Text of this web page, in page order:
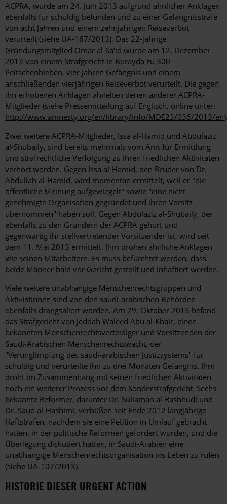
ACPRA, wurde am 24. Juni 2013 aufgrund ähnlicher Anklagen
ebenfalls für schuldig befunden und zu einer Gefängnisstrafe
von acht Jahren und einem zehnjährigen Reiseverbot
verurteilt (siehe UA-167/2013). Das 22-jährige
Gründungsmitglied Omar al-Sa’id wurde am 12. Dezember
2013 von einem Strafgericht in Burayda zu 300
Peitschenhieben, vier Jahren Gefängnis und einem
anschließenden vierjährigen Reiseverbot verurteilt. Die gegen
ihn erhobenen Anklagen ähnelten denen anderer ACPRA-
Mitglieder (siehe Pressemitteilung auf Englisch, online unter:
http://www.amnesty.org/en/library/info/MDE23/036/2013/en
Zwei weitere ACPRA-Mitglieder, Issa al-Hamid und Abdulaziz
al-Shubaily, sind bereits mehrmals vom Amt für Ermittlung
und strafrechtliche Verfolgung zu ihren friedlichen Aktivitäten
verhört worden. Gegen Issa al-Hamid, den Bruder von Dr.
Abdullah al-Hamid, wird momentan ermittelt, weil er "die
öffentliche Meinung aufgewiegelt" sowie "eine nicht
genehmigte Organisation gegründet und ihren Vorsitz
übernommen" haben soll. Gegen Abdulaziz al-Shubaily, der
ebenfalls zu den Gründern der ACPRA gehört und
gegenwärtig ihr stellvertretender Vorsitzender ist, wird seit
dem 11. Mai 2013 ermittelt. Ihm drohen ähnliche Anklagen
wie seinen Mitarbeitern. Es muss befürchtet werden, dass
beide Männer bald vor Gericht gestellt und inhaftiert werden.
Viele weitere unabhängige Menschenrechtsgruppen und
AktivistInnen sind von den saudi-arabischen Behörden
ebenfalls drangsaliert worden. Am 29. Oktober 2013 befand
das Strafgericht von Jeddah Waleed Abu al-Khair, einen
bekannten Menschenrechtsverteidiger und Vorsitzenden der
Saudi-Arabischen Menschenrechtswacht, der
"Verunglimpfung des saudi-arabischen Justizsystems" für
schuldig und verurteilte ihn zu drei Monaten Gefängnis. Ihm
droht im Zusammenhang mit seinen friedlichen Aktivitäten
noch ein weiterer Prozess vor dem Sonderstrafgericht. Sechs
bekannte Reformer, darunter Dr. Suliaman al-Rashhudi und
Dr. Saud al-Hashimi, verbüßen seit Ende 2012 langjährige
Haftstrafen, nachdem sie eine Petition in Umlauf gebracht
hatten, in der politische Reformen gefordert wurden, und die
Überlegung diskutiert hatten, in Saudi-Arabien eine
unabhängige Menschenrechtsorganisation ins Leben zu rufen
(siehe UA-107/2013).
HISTORIE DIESER URGENT ACTION